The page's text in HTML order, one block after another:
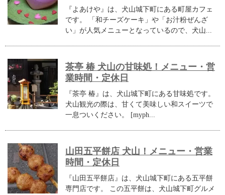
『よあけや』は、犬山城下町にある町屋カフェ
です。 「和チーズケーキ」や「お汁粉ぜんざ
い」が人気メニューとなっているので、犬山...
茶亭 椿 犬山の甘味処！メニュー・営
業時間・定休日
『茶亭 椿』は、犬山城下町にある甘味処です。
犬山観光の際は、甘くて美味しい和スイーツで
一息ついください。 [myph...
山田五平餅店 犬山！メニュー・営業
時間・定休日
『山田五平餅店』は、犬山城下町にある五平餅
専門店です。 この五平餅は、犬山城下町グルメ